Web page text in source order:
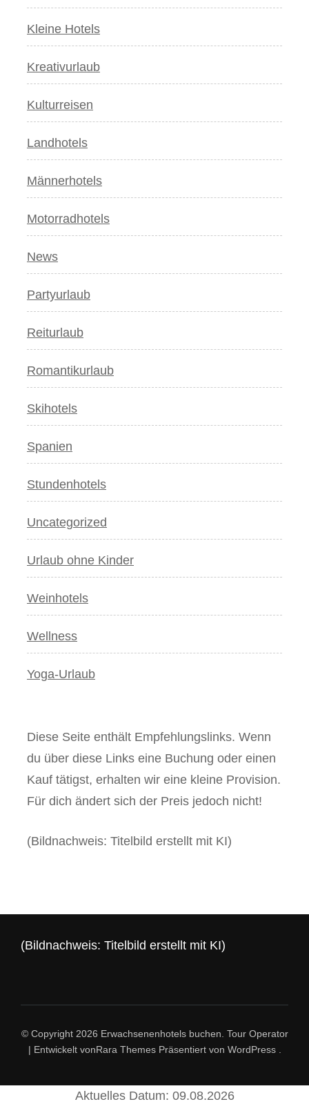
Kleine Hotels
Kreativurlaub
Kulturreisen
Landhotels
Männerhotels
Motorradhotels
News
Partyurlaub
Reiturlaub
Romantikurlaub
Skihotels
Spanien
Stundenhotels
Uncategorized
Urlaub ohne Kinder
Weinhotels
Wellness
Yoga-Urlaub
Diese Seite enthält Empfehlungslinks. Wenn
du über diese Links eine Buchung oder einen
Kauf tätigst, erhalten wir eine kleine Provision.
Für dich ändert sich der Preis jedoch nicht!
(Bildnachweis: Titelbild erstellt mit KI)
(Bildnachweis: Titelbild erstellt mit KI)
© Copyright 2026 Erwachsenenhotels buchen Tour Operator
| Entwickelt vonRara ThemesPräsentiert von WordPress.
Aktuelles Datum: 09.08.2026